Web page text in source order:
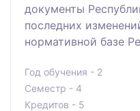
документы
последних
нормативной базе
Год обучения - 2
Семестр - 4
Кредитов - 5